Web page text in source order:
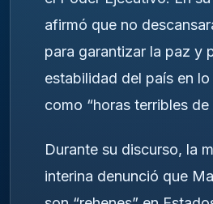
afirmó que no
para garantizar la paz y
estabilidad del país en
como “horas terribles de
Durante su discurso, la
interina denunció que